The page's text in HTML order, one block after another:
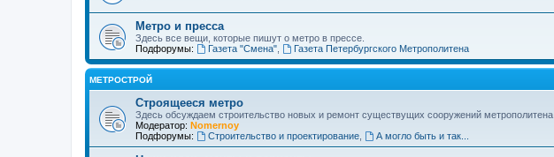
Метро и пресса
Здесь все вещи, которые пишут о метро в прессе.
Подфорумы:
Газета "Смена", Газета Петербургского Метрополитена
МЕТРОСТРОЙ
Строящееся метро
Здесь обсуждаем строительство новых и ремонт существущих сооружений метрополитена .
Модератор: Nomernoy
Подфорумы:
Строительство и проектирование, А могло быть и так...